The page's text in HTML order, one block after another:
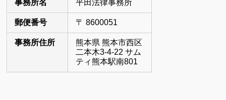
事務所名 平田法律事務所
郵便番号 〒 8600051
事務所住所
熊本県 熊本市西区
二本木3-4-22 サム
ティ熊本駅南801